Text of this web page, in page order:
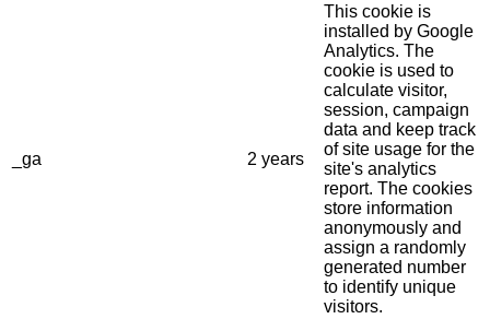
_ga 2 years
This cookie is
installed by Google
Analytics. The
cookie is used to
calculate visitor,
session, campaign
data and keep track
of site usage for the
site's analytics
report. The cookies
store information
anonymously and
assign a randomly
generated number
to identify unique
visitors.